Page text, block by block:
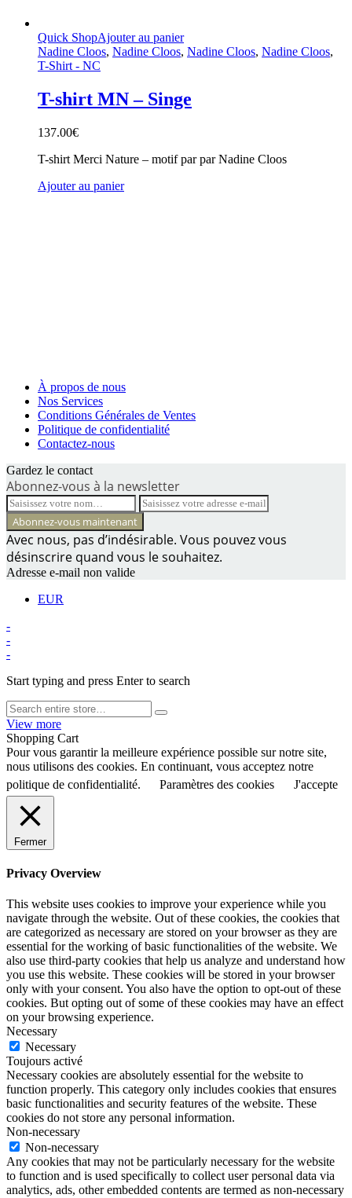
Quick ShopAjouter au panier
Nadine Cloos, Nadine Cloos, Nadine Cloos, Nadine Cloos,
T-Shirt - NC
T-shirt MN – Singe
137.00€
T-shirt Merci Nature – motif par par Nadine Cloos
Ajouter au panier
À propos de nous
Nos Services
Conditions Générales de Ventes
Politique de confidentialité
Contactez-nous
Gardez le contact
Abonnez-vous à la newsletter
Avec nous, pas d’indésirable. Vous pouvez vous
désinscrire quand vous le souhaitez.
Adresse e-mail non valide
EUR
-
-
-
Start typing and press Enter to search
View more
Shopping Cart
Pour vous garantir la meilleure expérience possible sur notre site,
nous utilisons des cookies. En continuant, vous acceptez notre
politique de confidentialité.
Paramètres des cookies J'accepte
Fermer
Privacy Overview
This website uses cookies to improve your experience while you
navigate through the website. Out of these cookies, the cookies that
are categorized as necessary are stored on your browser as they are
essential for the working of basic functionalities of the website. We
also use third-party cookies that help us analyze and understand how
you use this website. These cookies will be stored in your browser
only with your consent. You also have the option to opt-out of these
cookies. But opting out of some of these cookies may have an effect
on your browsing experience.
Necessary
Necessary
Toujours activé
Necessary cookies are absolutely essential for the website to
function properly. This category only includes cookies that ensures
basic functionalities and security features of the website. These
cookies do not store any personal information.
Non-necessary
Non-necessary
Any cookies that may not be particularly necessary for the website
to function and is used specifically to collect user personal data via
analytics, ads, other embedded contents are termed as non-necessary